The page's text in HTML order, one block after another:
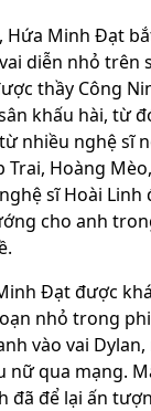
Hứa Minh Đạt
diễn nhỏ trên
thầy Công
khấu hài, từ
nhiều nghệ sĩ
Trai, Hoàng
sĩ Hoài Linh
cho anh
Đạt được
nhỏ trong
vào vai
nữ qua mạng.
đã để lại ấn